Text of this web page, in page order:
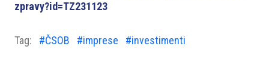
zpravy?id=TZ231123
Tag: #ČSOB #imprese #investimenti